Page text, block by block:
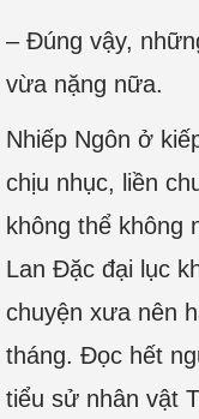
– Đúng vậy,
vừa nặng nữa.
Nhiếp Ngôn ở
chịu nhục, liền
không thể không
Lan Đặc đại lục
chuyện xưa nên
tháng. Đọc hết
tiểu sử nhân vật